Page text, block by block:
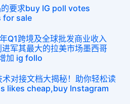
要求buy IG poll votes
for sale
Q1跨境及全球批发商业收入
军其最大的拉美市场墨西哥
加 ig follo
对接文档大揭秘！助你轻松读
likes cheap,buy Instagram